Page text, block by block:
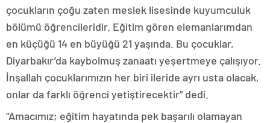
çocukların çoğu zaten meslek lisesinde kuyumculuk
bölümü öğrencileridir. Eğitim gören elemanlarımdan
en küçüğü 14 en büyüğü 21 yaşında. Bu çocuklar,
Diyarbakır’da kaybolmuş zanaatı yeşertmeye çalışıyor.
İnşallah çocuklarımızın her biri ileride ayrı usta olacak,
onlar da farklı öğrenci yetiştirecektir” dedi.
“Amacımız; eğitim hayatında pek başarılı olamayan